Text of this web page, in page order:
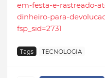
em-festa-e-rastreado-
dinheiro-para-
fsp_sid=2731
Tags TECNOLOGIA